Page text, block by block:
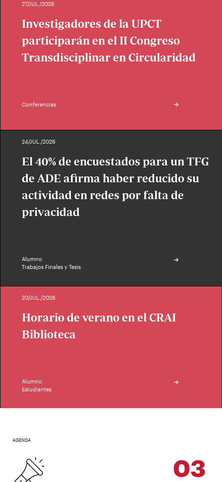
27/JUL./2026
Investigadores de la UPCT
participarán en el II Congreso
Transdisciplinar en Circularidad
Conferencias
24/JUL./2026
El 40% de encuestados para un TFG
de ADE afirma haber reducido su
actividad en redes por falta de
privacidad
Alumno
Trabajos Finales y Tesis
20/JUL./2026
Horario de verano en el CRAI
Biblioteca
Alumno
Estudiantes
AGENDA
03